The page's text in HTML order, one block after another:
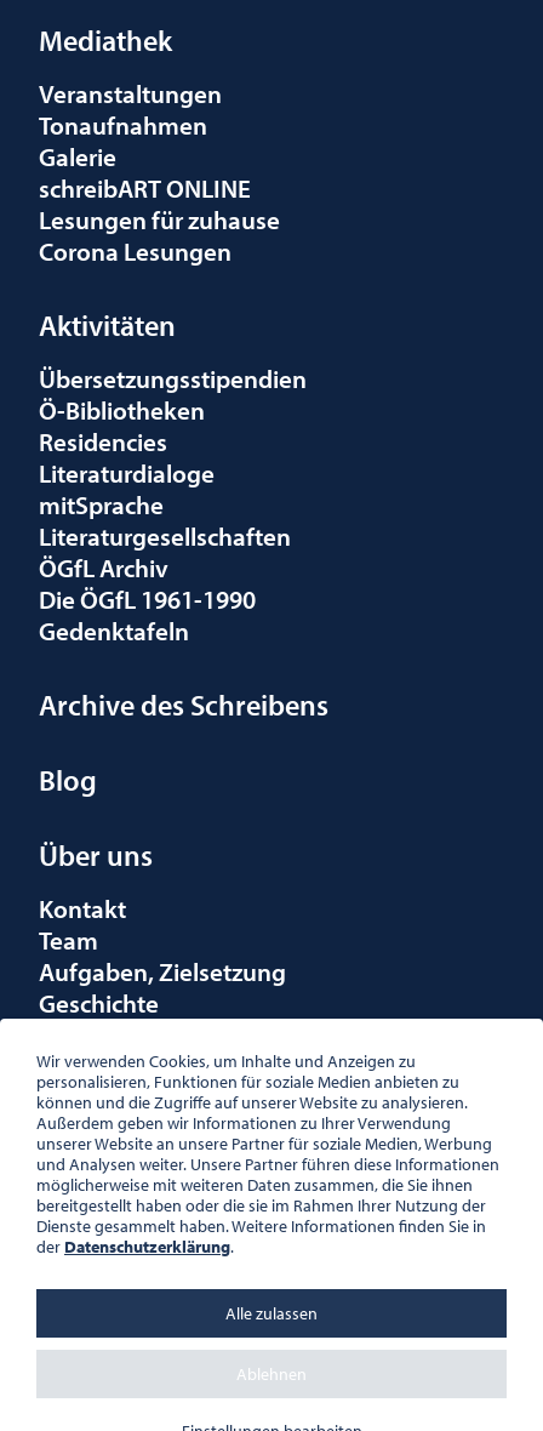
Mediathek
Veranstaltungen
Tonaufnahmen
Galerie
schreibART ONLINE
Lesungen für zuhause
Corona Lesungen
Aktivitäten
Übersetzungsstipendien
Ö-Bibliotheken
Residencies
Literaturdialoge
mitSprache
Literaturgesellschaften
ÖGfL Archiv
Die ÖGfL 1961-1990
Gedenktafeln
Archive des Schreibens
Blog
Über uns
Kontakt
Team
Aufgaben, Zielsetzung
Geschichte
Förderungen
Logo
ÖSTERREICHISCHE
GESELLSCHAFT FÜR LITERATUR
PALAIS WILCZEK, HERRENGASSE
ZVR-NR.: 508018443
16:00 UHR, FR 10:00 – 13:00 UHR
DATENSCHUTZ
Wir verwenden Cookies, um Inhalte und Anzeigen zu
personalisieren, Funktionen für soziale Medien anbieten zu
können und die Zugriffe auf unserer Website zu analysieren.
Außerdem geben wir Informationen zu Ihrer Verwendung
unserer Website an unsere Partner für soziale Medien, Werbung
und Analysen weiter. Unsere Partner führen diese Informationen
möglicherweise mit weiteren Daten zusammen, die Sie ihnen
bereitgestellt haben oder die sie im Rahmen Ihrer Nutzung der
Dienste gesammelt haben. Weitere Informationen finden Sie in
der Datenschutzerklärung.
Ablehnen
Alle zulassen